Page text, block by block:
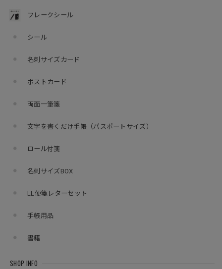
フレークシール
シール
名刺サイズカード
ポストカード
両面一筆箋
文字を書くだけ手帳（パスポートサイズ）
ロール付箋
名刺サイズBOX
LL便箋レターセット
手帳用品
書籍
SHOP INFO